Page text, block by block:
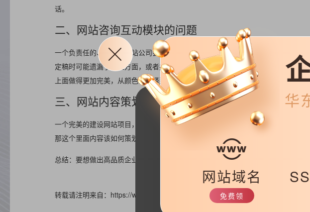
话。
二、网站咨询互动模块的问题
一个负责任的、专业的建站公司会时刻与客户保持沟通交流，在与客户的交流中明
定稿时可能遗漏了一些方面，或者并没有说得详尽一些，所以多加沟通很重要。更
上面做得更加完美，从颜色的选择到画面模块的防置，再到各种工程程序的设定，
三、网站内容策划展示问题
一个完美的建设网站项目，不只在于能够交给客户多高质量的作品，还要更好的将
那这个里面内容该如何策划部署，产品展示如何才能让客户眼前一亮，尽可能地满
总结：要想做出高品质企业网站，只有将网站每一处细节都用心的策划，只有这样
转载请注明来自：https://www.haizr.cn/help/website/153571.html
华
网站域名
免费领